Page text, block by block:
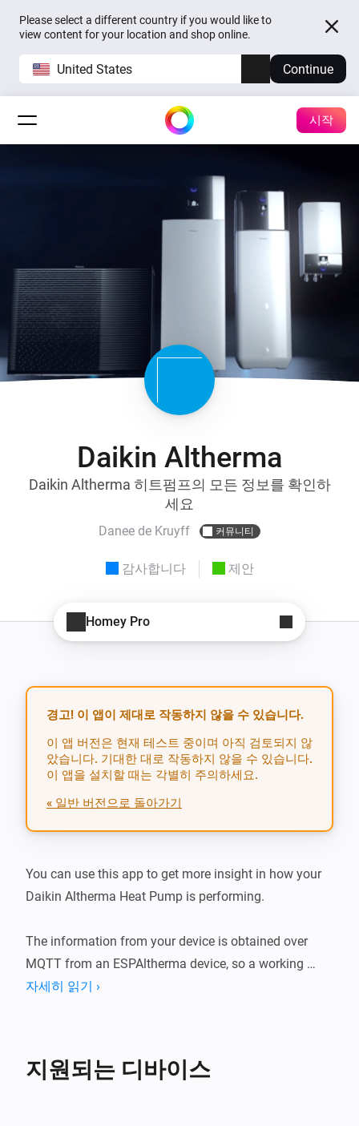
Please select a different country if you would like to
view content for your location and shop online.
United States Continue
시작
Daikin Altherma
Daikin Altherma 히트펌프의 모든 정보를 확인하
세요
Danee de Kruyff 커뮤니티
감사합니다 제안
Homey Pro
경고! 이 앱이 제대로 작동하지 않을 수 있습니다.
이 앱 버전은 현재 테스트 중이며 아직 검토되지 않
았습니다. 기대한 대로 작동하지 않을 수 있습니다.
이 앱을 설치할 때는 각별히 주의하세요.
« 일반 버전으로 돌아가기
You can use this app to get more insight in how your
Daikin Altherma Heat Pump is performing.
The information from your device is obtained over
MQTT from an ESPAltherma device, so a working
ESPAltherma device in your environment is required!
insights in their performance.
자세히 읽기 ›
지원되는 디바이스